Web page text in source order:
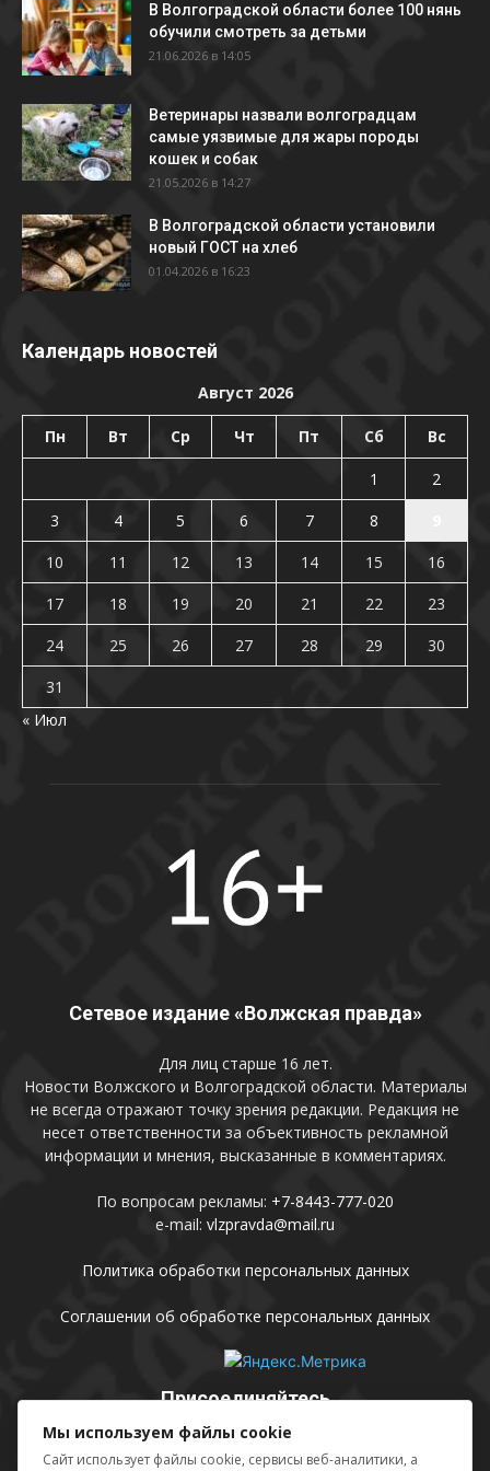
В Волгоградской области более 100 нянь
обучили смотреть за детьми
21.06.2026 в 14:05
Ветеринары назвали волгоградцам
самые уязвимые для жары породы
кошек и собак
21.05.2026 в 14:27
В Волгоградской области установили
новый ГОСТ на хлеб
01.04.2026 в 16:23
Календарь новостей
Август 2026
Пн Вт Ср Чт Пт Сб Вс
1
2
3
4 5 6 7 8
10
11 12 13 14 15
16
17
18 19 20 21 22
23
24
25 26 27 28 29
30
31
« Июл
Сетевое издание «Волжская правда»
Для лиц старше 16 лет.
Новости Волжского и Волгоградской области. Материалы
не всегда отражают точку зрения редакции. Редакция не
несет ответственности за объективность рекламной
информации и мнения, высказанные в комментариях.
По вопросам рекламы: +7-8443-777-020
e-mail: vlzpravda@mail.ru
Политика обработки персональных данных
Соглашении об обработке персональных данных
Присоединяйтесь
Мы используем файлы cookie
Сайт использует файлы cookie, сервисы веб-аналитики, а